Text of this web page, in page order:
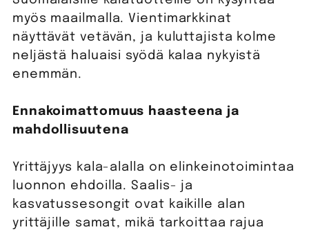
myös maailmalla. Vientimarkkinat
näyttävät vetävän, ja kuluttajista kolme
neljästä haluaisi syödä kalaa nykyistä
enemmän.
Ennakoimattomuus haasteena ja
mahdollisuutena
Yrittäjyys kala-alalla on elinkeinotoimintaa
luonnon ehdoilla. Saalis- ja
kasvatussesongit ovat kaikille alan
yrittäjille samat, mikä tarkoittaa rajua